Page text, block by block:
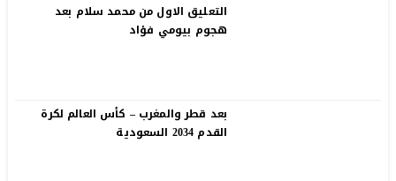
التعليق الاول من محمد سلام بعد
هجوم بيومي فؤاد
بعد قطر والمغرب – كأس العالم لكرة
القدم 2034 السعودية